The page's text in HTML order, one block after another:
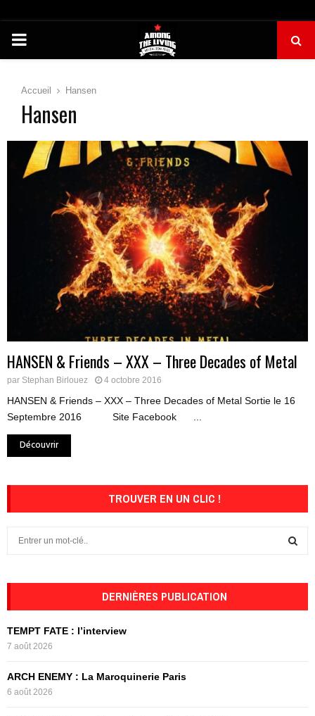
PRIMARY
Accueil Hansen
Hansen
HANSEN & Friends – XXX – Three Decades of Metal
par Stephan Birlouez 4 octobre 2016
HANSEN & Friends – XXX – Three Decades of Metal Sortie le 16
Septembre 2016 Site Facebook ...
Découvrir
TROUVER EN UN CLIC !
h
o
r
DERNIÈRES PUBLICATION
TEMPT FATE : l’interview
7 août 2026
ARCH ENEMY : La Maroquinerie Paris
6 août 2026